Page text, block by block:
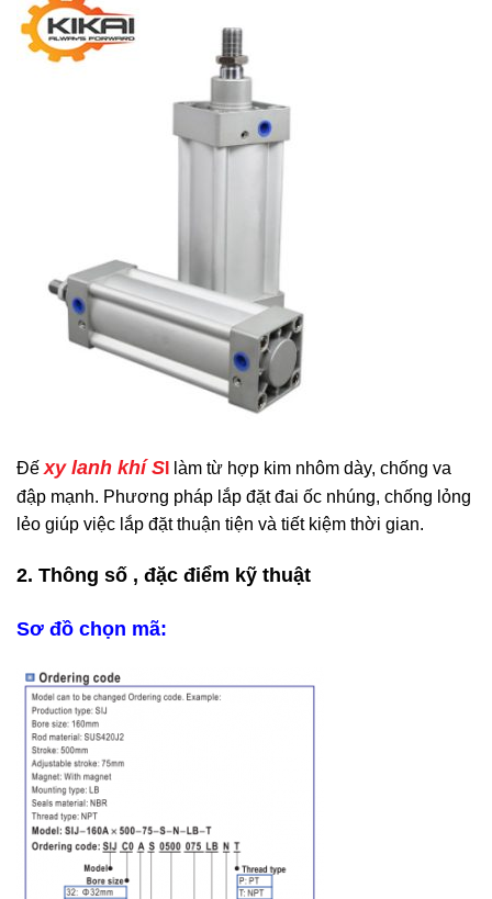
Đế xy lanh khí S
làm từ hợp kim nhôm dày, chống va
đập mạnh. Phương pháp lắp đặt đai ốc nhúng, chống lỏng
lẻo giúp việc lắp đặt thuận tiện và tiết kiệm thời gian.
2. Thông số , đặc điểm kỹ thuật
Sơ đồ chọn mã: